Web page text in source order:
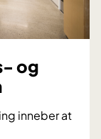
og
inneber at